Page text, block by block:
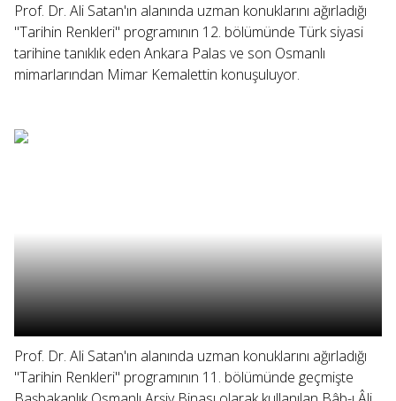
Prof. Dr. Ali Satan'ın alanında uzman konuklarını ağırladığı
"Tarihin Renkleri" programının 12. bölümünde Türk siyasi
tarihine tanıklık eden Ankara Palas ve son Osmanlı
mimarlarından Mimar Kemalettin konuşuluyor.
Prof. Dr. Ali Satan'ın alanında uzman konuklarını ağırladığı
"Tarihin Renkleri" programının 11. bölümünde geçmişte